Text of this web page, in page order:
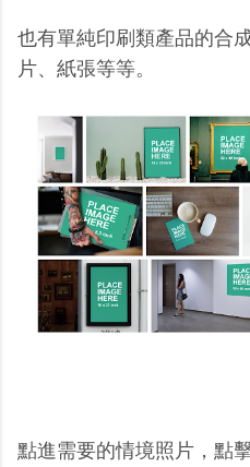
也有單純印刷類產品的合
片、紙張等等。
點進需要的情境照片，點